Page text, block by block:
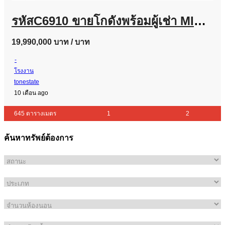
รหัสC6910 ขายโกดังพร้อมผู้เช่า MINI FACTORY พื้นที่สีม่วง ติดถนนลำลูกกา คลอง8 ใกล้มอเตอร์เวย์
19,990,000 บาท / บาท
-
โรงงาน
tonestate
10 เดือน ago
645 ตารางเมตร 1 2
ค้นหาทรัพย์ต้องการ